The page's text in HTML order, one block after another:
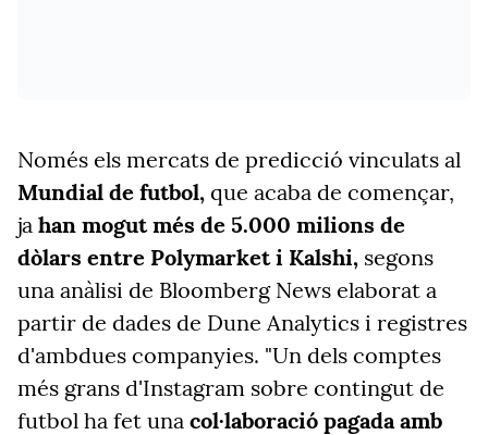
Només els mercats de predicció vinculats al
Mundial de futbol, que acaba de començar,
ja han mogut més de 5.000 milions de
dòlars entre Polymarket i Kalshi, segons
una anàlisi de Bloomberg News elaborat a
partir de dades de Dune Analytics i registres
d'ambdues companyies. "Un dels comptes
més grans d'Instagram sobre contingut de
futbol ha fet una col·laboració pagada amb